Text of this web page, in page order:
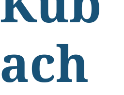
ach